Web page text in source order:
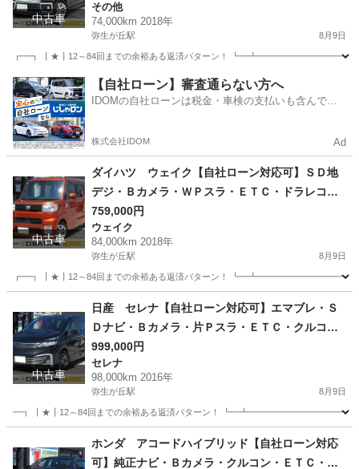
中古車
その他
74,000km 2018年
弥生が丘駅 8月9日
┏━┓ ┃★┃12～84回までの余裕ある返済パターン！
佐賀 鳥栖市 弥生が丘駅 その他 走行距離
【自社ローン】審査通らない方へ
IDOMの自社ローンは税金・車検の支払いも含んでい
株式会社IDOM Ad
中古車
ダイハツ ウェイク【自社ローン対応可】ＳＤ地
デジ・Ｂカメラ・ＷＰスラ・ＥＴＣ・ドラレコ・
アイストップ・スマキ
759,000円
ウェイク
84,000km 2018年
弥生が丘駅 8月9日
┏━┓ ┃★┃12～84回までの余裕ある返済パターン！
弥生が丘駅 ウェイク 走行距離
中古車
日産 セレナ【自社ローン対応可】エマブレ・Ｓ
Ｄナビ・Ｂカメラ・片Ｐスラ・ＥＴＣ・クルコ
ン・純正１６ＡＷ
999,000円
セレナ
98,000km 2016年
弥生が丘駅 8月9日
━┓ ┃★┃12～84回までの余裕ある返済パターン！
弥生が丘駅 セレナ 走行距離
ホンダ アコードハイブリッド【自社ローン対応
可】純正ナビ・Ｂカメラ・クルコン・ＥＴＣ・ス